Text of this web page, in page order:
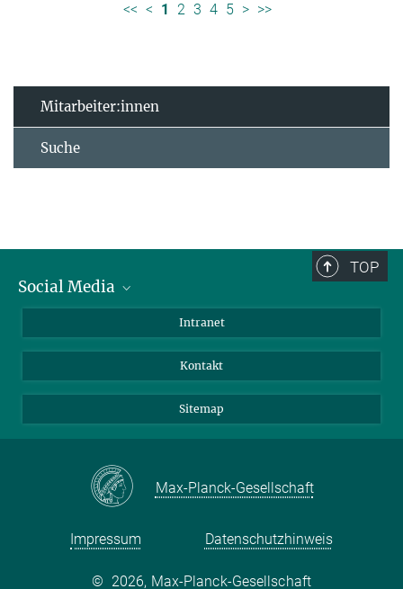
<< < 1 2 3 4 5 > >>
Mitarbeiter:innen
Suche
TOP
Social Media
LinkedIn
Intranet
Kontakt
Sitemap
Max-Planck-Gesellschaft
Impressum Datenschutzhinweis
© 2026, Max-Planck-Gesellschaft